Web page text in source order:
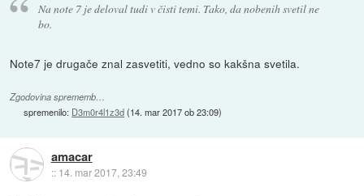
Na note 7 je deloval tudi v čisti temi. Tako, da nobenih svetil ne
bo.
Note7 je drugače znal zasvetiti, vedno so kakšna svetila.
Zgodovina sprememb…
spremenilo: D3m0r4l1z3d(14. mar 2017 ob 23:09)
amacar
:: 14. mar 2017, 23:49